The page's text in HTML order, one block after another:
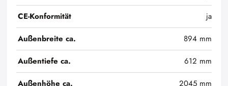
CE-Konformität
ja
Außenbreite ca.
894 mm
Außentiefe ca.
612 mm
Außenhöhe ca.
2045 mm